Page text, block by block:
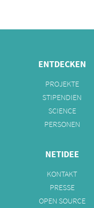
ENTDECKEN
PROJEKTE
STIPENDIEN
SCIENCE
PERSONEN
NETIDEE
KONTAKT
PRESSE
OPEN SOURCE